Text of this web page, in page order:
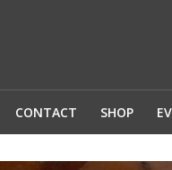
CONTACT SHOP